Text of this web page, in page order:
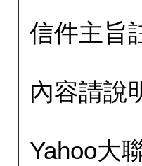
信件主旨
內容請說
Yahoo大